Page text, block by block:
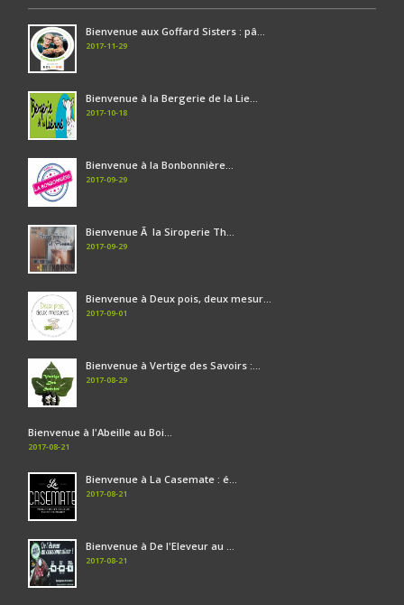
Bienvenue aux Goffard Sisters : pâ...
2017-11-29
Bienvenue à la Bergerie de la Lie...
2017-10-18
Bienvenue à la Bonbonnière...
2017-09-29
Bienvenue Ã la Siroperie Th...
2017-09-29
Bienvenue à Deux pois, deux mesur...
2017-09-01
Bienvenue à Vertige des Savoirs :...
2017-08-29
Bienvenue à l'Abeille au Boi...
2017-08-21
Bienvenue à La Casemate : é...
2017-08-21
Bienvenue à De l'Eleveur au ...
2017-08-21